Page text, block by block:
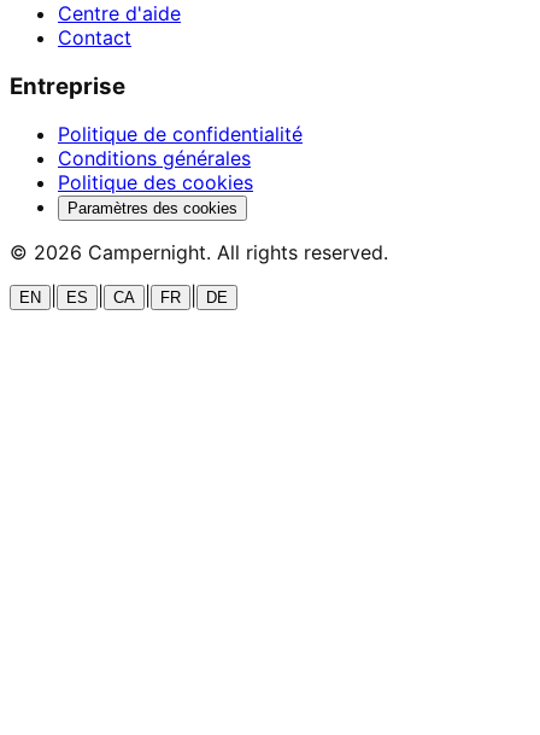
Centre d'aide
Contact
Entreprise
Politique de confidentialité
Conditions générales
Politique des cookies
Paramètres des cookies
© 2026 Campernight. All rights reserved.
EN ES CA FR DE